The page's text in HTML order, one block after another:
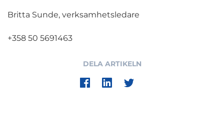
Britta Sunde, verksamhetsledare
+358 50 5691463
DELA ARTIKELN